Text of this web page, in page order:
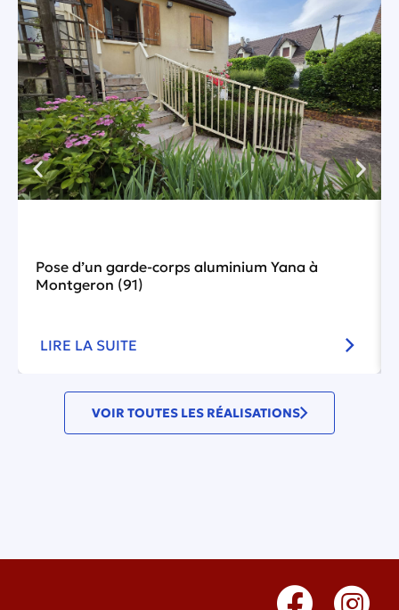
Pose d’un garde-corps aluminium Yana à
Montgeron (91)
LIRE LA SUITE
VOIR TOUTES LES RÉALISATIONS